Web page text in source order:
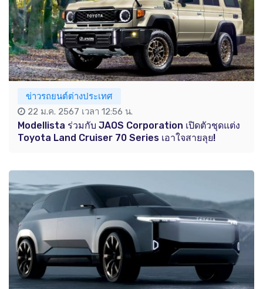
ข่าวรถยนต์ต่างประเทศ
22 ม.ค. 2567 เวลา 12:56 น.
Modellista ร่วมกับ JAOS Corporation เปิดตัวชุดแต่ง
Toyota Land Cruiser 70 Series เอาใจสายลุย!